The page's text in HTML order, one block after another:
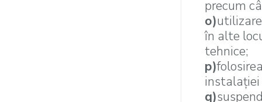
precum
o)
în alte
tehnice;
p)
instalaţiei
q)